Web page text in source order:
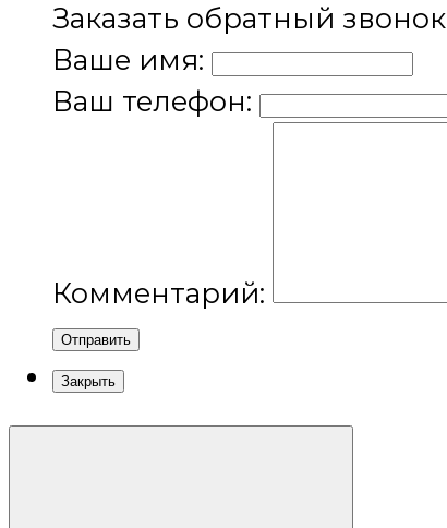
Заказать обратный звонок
Ваше имя:
Ваш телефон:
Комментарий:
Отправить
Закрыть